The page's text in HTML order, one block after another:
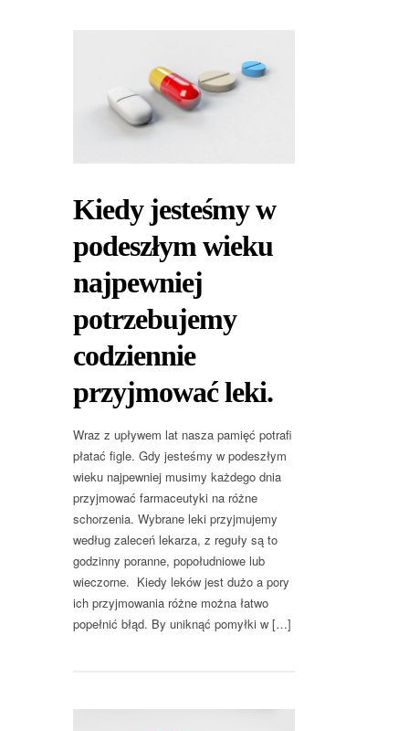
Kiedy jesteśmy w
podeszłym wieku
najpewniej
potrzebujemy
codziennie
przyjmować leki.
Wraz z upływem lat nasza pamięć potrafi
płatać figle. Gdy jesteśmy w podeszłym
wieku najpewniej musimy każdego dnia
przyjmować farmaceutyki na różne
schorzenia. Wybrane leki przyjmujemy
według zaleceń lekarza, z reguły są to
godzinny poranne, popołudniowe lub
wieczorne. Kiedy leków jest dużo a pory
ich przyjmowania różne można łatwo
popełnić błąd. By uniknąć pomyłki w […]